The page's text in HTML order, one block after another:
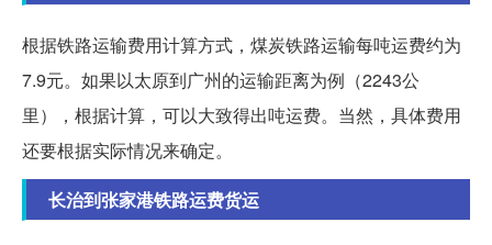
根据铁路运输费用计算方式，煤炭铁路运输每吨运费约为
7.9元。如果以太原到广州的运输距离为例（2243公
里），根据计算，可以大致得出吨运费。当然，具体费用
还要根据实际情况来确定。
长治到张家港铁路运费货运